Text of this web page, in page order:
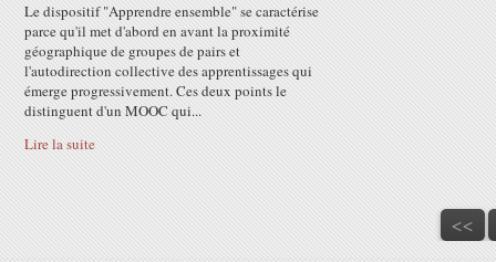
Le dispositif "Apprendre ensemble" se caractérise
parce qu'il met d'abord en avant la proximité
géographique de groupes de pairs et
l'autodirection collective des apprentissages qui
émerge progressivement. Ces deux points le
distinguent d'un MOOC qui...
Lire la suite
<<